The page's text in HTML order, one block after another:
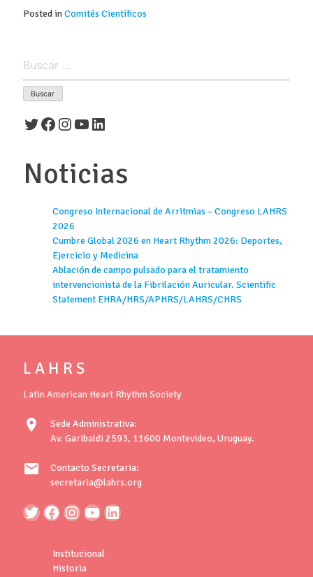
Posted inComités Científicos
Twitter
Facebook
Instagram
YouTube
LinkedIn
Noticias
Congreso Internacional de Arritmias – Congreso LAHRS
2026
Cumbre Global 2026 en Heart Rhythm 2026: Deportes,
Ejercicio y Medicina
Ablación de campo pulsado para el tratamiento
intervencionista de la Fibrilación Auricular. Scientific
Statement EHRA/HRS/APHRS/LAHRS/CHRS
L A H R S
Latin American Heart Rhythm Society
location_on
Sede Administrativa:
Av. Garibaldi 2593, 11600 Montevideo, Uruguay.
mail
Contacto Secretaria:
secretaria@lahrs.org
Institucional
Historia